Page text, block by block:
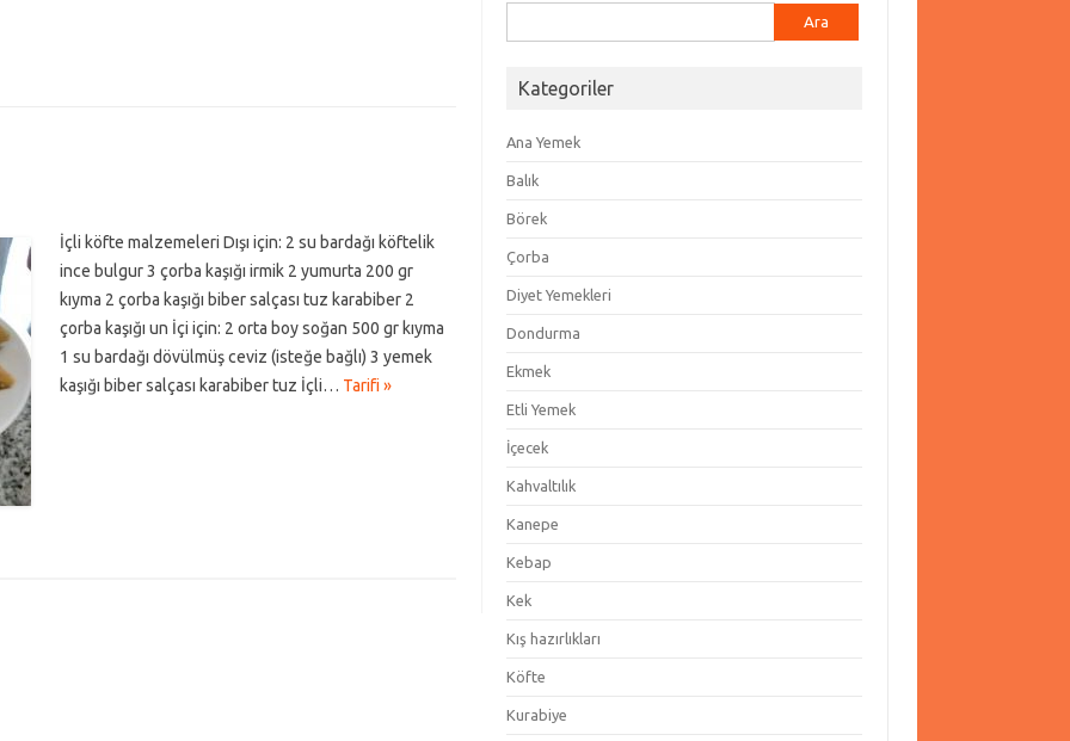
İçli köfte malzemeleri Dışı için: 2 su bardağı köftelik
ince bulgur 3 çorba kaşığı irmik 2 yumurta 200 gr
kıyma 2 çorba kaşığı biber salçası tuz karabiber 2
çorba kaşığı un İçi için: 2 orta boy soğan 500 gr kıyma
1 su bardağı dövülmüş ceviz (isteğe bağlı) 3 yemek
kaşığı biber salçası karabiber tuz İçli… Tarifi »
Kategoriler
Ana Yemek
Balık
Börek
Çorba
Diyet Yemekleri
Dondurma
Ekmek
Etli Yemek
İçecek
Kahvaltılık
Kanepe
Kebap
Kek
Kış hazırlıkları
Köfte
Kurabiye